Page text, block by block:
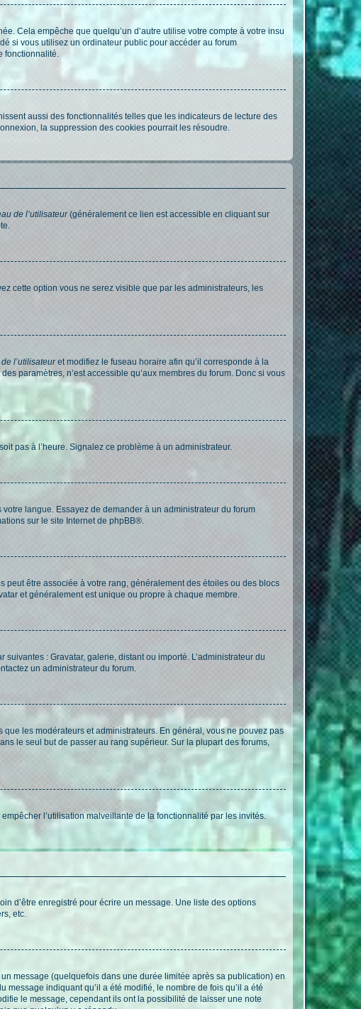
Cela empêche que quelqu’un d’autre utilise votre compte à votre insu
si vous utilisez un ordinateur public pour accéder au forum
fonctionnalité.
aussi des fonctionnalités telles que les indicateurs de lecture des
la suppression des cookies pourrait les résoudre.
de l’utilisateur(généralement ce lien est accessible en cliquant sur
cette option vous ne serez visible que par les administrateurs, les
l’utilisateuret modifiez le fuseau horaire afin qu’il corresponde à la
paramètres, n’est accessible qu’aux membres du forum. Donc si vous
pas à l’heure. Signalez ce problème à un administrateur.
langue. Essayez de demander à un administrateur du forum
sur le site Internet de phpBB®.
peut être associée à votre rang, généralement des étoiles ou des blocs
et généralement est unique ou propre à chaque membre.
: Gravatar, galerie, distant ou importé. L’administrateur du
un administrateur du forum.
les modérateurs et administrateurs. En général, vous ne pouvez pas
le seul but de passer au rang supérieur. Sur la plupart des forums,
l’utilisation malveillante de la fonctionnalité par les invités.
d’être enregistré pour écrire un message. Une liste des options
etc.
message (quelquefois dans une durée limitée après sa publication) en
indiquant qu’il a été modifié, le nombre de fois qu’il a été
le message, cependant ils ont la possibilité de laisser une note